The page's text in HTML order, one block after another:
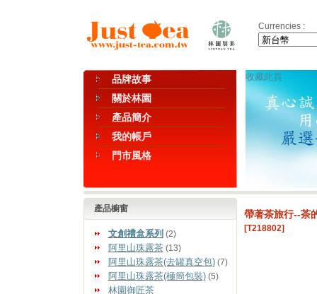
Currencies :
品牌故事
關於林園
產品簡介
我的帳戶
門市風格
收藏此頁
產品櫥窗
文創禮盒系列 (2)
阿里山珠露茶(13)
阿里山珠露茶(去罐真空包)(7)
阿里山珠露茶(極簡包裝)(5)
林園御匠茶
帶著茶旅行--茶
[T218802]